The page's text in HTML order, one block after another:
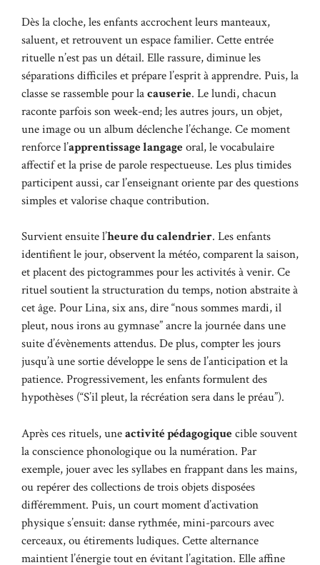
Dès la cloche, les enfants accrochent leurs manteaux,
saluent, et retrouvent un espace familier. Cette entrée
rituelle n’est pas un détail. Elle rassure, diminue les
séparations difficiles et prépare l’esprit à apprendre. Puis, la
classe se rassemble pour lacauserie. Le lundi, chacun
raconte parfois son week-end; les autres jours, un objet,
une image ou un album déclenche l’échange. Ce moment
renforce l’apprentissage langageoral, le vocabulaire
affectif et la prise de parole respectueuse. Les plus timides
participent aussi, car l’enseignant oriente par des questions
simples et valorise chaque contribution.
Survient ensuite l’heure du calendrier. Les enfants
identifient le jour, observent la météo, comparent la saison,
et placent des pictogrammes pour les activités à venir. Ce
rituel soutient la structuration du temps, notion abstraite à
cet âge. Pour Lina, six ans, dire “nous sommes mardi, il
pleut, nous irons au gymnase” ancre la journée dans une
suite d’évènements attendus. De plus, compter les jours
jusqu’à une sortie développe le sens de l’anticipation et la
patience. Progressivement, les enfants formulent des
hypothèses (“S’il pleut, la récréation sera dans le préau”).
Après ces rituels, uneactivité pédagogiquecible souvent
la conscience phonologique ou la numération. Par
exemple, jouer avec les syllabes en frappant dans les mains,
ou repérer des collections de trois objets disposées
différemment. Puis, un court moment d’activation
physique s’ensuit: danse rythmée, mini-parcours avec
cerceaux, ou étirements ludiques. Cette alternance
maintient l’énergie tout en évitant l’agitation. Elle affine